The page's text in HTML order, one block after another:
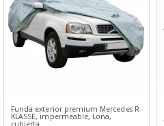
Funda exterior premium Mercedes R-
KLASSE, impermeable, Lona,
cubierta